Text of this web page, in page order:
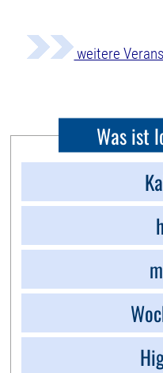
weitere
Was ist